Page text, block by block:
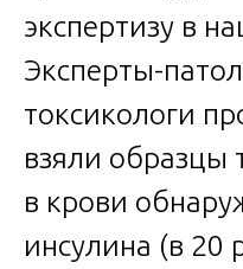
экспертизу в
Эксперты-
токсикологи
взяли образцы
в крови
инсулина (в 20